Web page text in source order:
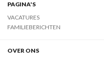
PAGINA'S
VACATURES
FAMILIEBERICHTEN
OVER ONS